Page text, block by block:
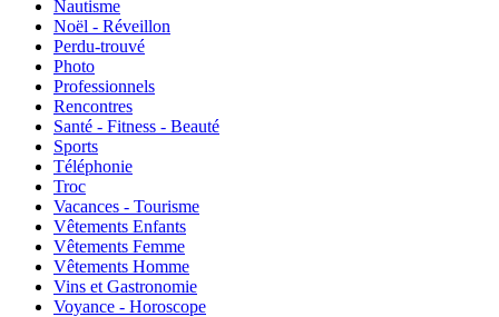
Nautisme
Noël - Réveillon
Perdu-trouvé
Photo
Professionnels
Rencontres
Santé - Fitness - Beauté
Sports
Téléphonie
Troc
Vacances - Tourisme
Vêtements Enfants
Vêtements Femme
Vêtements Homme
Vins et Gastronomie
Voyance - Horoscope